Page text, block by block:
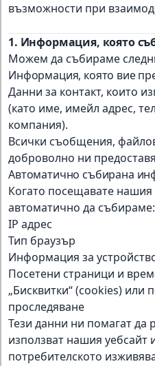
възможности при
1. Информация, която
Можем да събираме
Информация, която вие
Данни за контакт, които
(като име, имейл адрес,
компания).
Всички съобщения,
доброволно ни
Автоматично събирана
Когато посещавате
автоматично да събираме:
IP адрес
Тип браузър
Информация за
Посетени страници и
„Бисквитки“ (cookies) или
проследяване
Тези данни ни помагат да
използват нашия уебсайт
потребителското